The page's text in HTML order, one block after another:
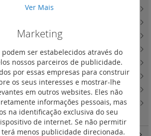
e vídeo e atenuador de linha
postos de trabalho (18)
(58)
(1)
outras(7)
luminosa(22)
Ver Mais
Marketing
podem ser estabelecidos através do
nossos parceiros de publicidade.
por essas empresas para construir
os seus interesses e mostrar-lhe
em outros websites. Eles não
informações pessoais, mas
na identificação exclusiva do seu
de internet. Se não permitir
terá menos publicidade direcionada.